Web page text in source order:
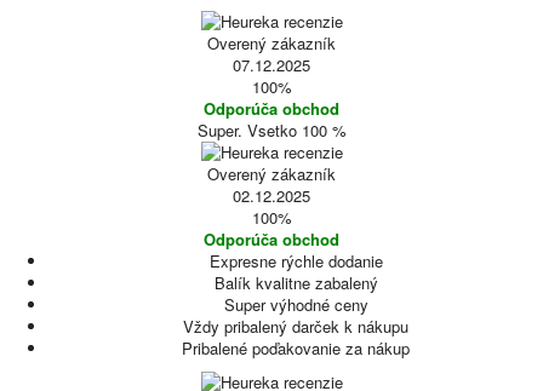
Overený zákazník
07.12.2025
100%
Odporúča obchod
Super. Vsetko 100 %
Overený zákazník
02.12.2025
100%
Odporúča obchod
Expresne rýchle dodanie
Balík kvalitne zabalený
Super výhodné ceny
Vždy pribalený darček k nákupu
Pribalené poďakovanie za nákup